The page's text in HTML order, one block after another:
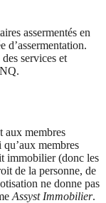
assermentés en
d’assermentation.
services et
aux membres
membres
immobilier (donc les
de la personne, de
ne donne pas
Assyst Immobilier.